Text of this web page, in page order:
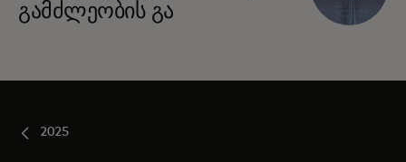
გამძლეობის გა
2025